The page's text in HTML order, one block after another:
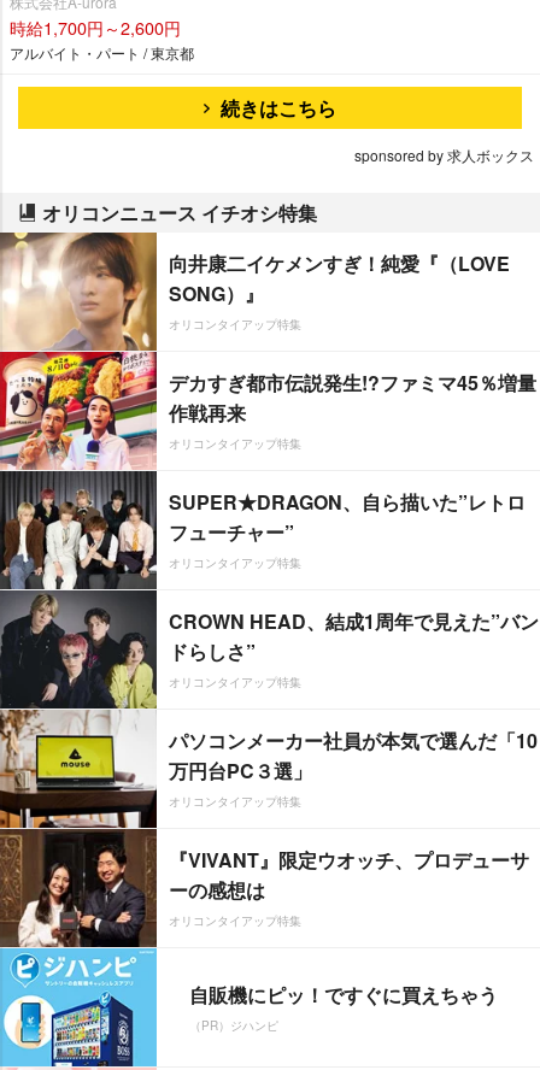
時給1,700円～2,600円
アルバイト・パート / 東京都
続きはこちら
sponsored by 求人ボックス
オリコンニュース イチオシ特集
向井康二イケメンすぎ！純愛『（LOVE
SONG）』
オリコンタイアップ特集
デカすぎ都市伝説発生!?ファミマ45％増量
作戦再来
オリコンタイアップ特集
SUPER★DRAGON、自ら描いた”レトロ
フューチャー”
オリコンタイアップ特集
CROWN HEAD、結成1周年で見えた”バン
ドらしさ”
オリコンタイアップ特集
パソコンメーカー社員が本気で選んだ「10
万円台PC３選」
オリコンタイアップ特集
『VIVANT』限定ウオッチ、プロデューサ
ーの感想は
オリコンタイアップ特集
自販機にピッ！ですぐに買えちゃう
（PR）ジハンピ